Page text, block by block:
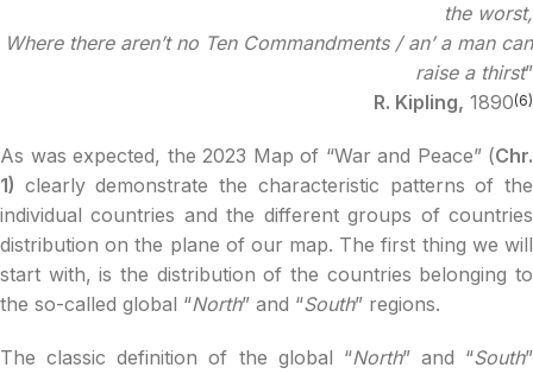
the worst,
Where there aren’t no Ten Commandments / an’ a man can
raise a thirst”
R. Kipling, 1890(6)
As was expected, the 2023 Map of “War and Peace” (Chr.
1) clearly demonstrate the characteristic patterns of the
individual countries and the different groups of countries
distribution on the plane of our map. The first thing we will
start with, is the distribution of the countries belonging to
the so-called global “North” and “South” regions.
The classic definition of the global “North” and “South”